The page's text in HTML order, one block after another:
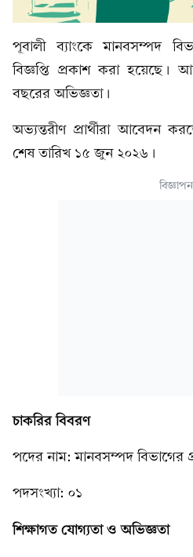
পূবালী ব্যাংকে মানবসম্পদ
বিজ্ঞপ্তি প্রকাশ করা
বছরের অভিজ্ঞতা।
অভ্যন্তরীণ প্রার্থীরা আবেদন
শেষ তারিখ ১৫ জুন ২০২৬।
বিজ্ঞাপন
চাকরির বিবরণ
পদের নাম: মানবসম্পদ বিভাগের
পদসংখ্যা: ০১
শিক্ষাগত যোগ্যতা ও অভিজ্ঞতা